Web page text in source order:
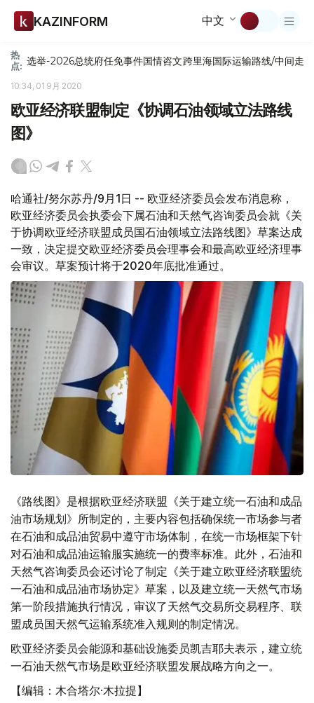
KAZINFORM 中文
热
点: 选举-2026总统府任免事件国情咨文跨里海国际运输路线/中间走廊
10:34, 01 9月 2020
欧亚经济联盟制定《协调石油领域立法路线
图》
哈通社/努尔苏丹/9月1日 -- 欧亚经济委员会发布消息称，
欧亚经济委员会执委会下属石油和天然气咨询委员会就《关
于协调欧亚经济联盟成员国石油领域立法路线图》草案达成
一致，决定提交欧亚经济委员会理事会和最高欧亚经济理事
会审议。草案预计将于2020年底批准通过。
《路线图》是根据欧亚经济联盟《关于建立统一石油和成品
油市场规划》所制定的，主要内容包括确保统一市场参与者
在石油和成品油贸易中遵守市场体制，在统一市场框架下针
对石油和成品油运输服实施统一的费率标准。此外，石油和
天然气咨询委员会还讨论了制定《关于建立欧亚经济联盟统
一石油和成品油市场协定》草案，以及建立统一天然气市场
第一阶段措施执行情况，审议了天然气交易所交易程序、联
盟成员国天然气运输系统准入规则的制定情况。
欧亚经济委员会能源和基础设施委员凯吉耶夫表示，建立统
一石油天然气市场是欧亚经济联盟发展战略方向之一。
【编辑：木合塔尔·木拉提】